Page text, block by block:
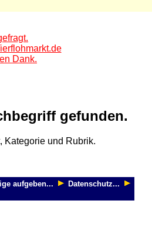
Dank.
gefunden.
Kategorie und Rubrik.
aufgeben...
Datenschutz...